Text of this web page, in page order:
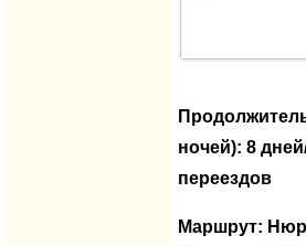
ночей): 8
переездов
Маршрут: